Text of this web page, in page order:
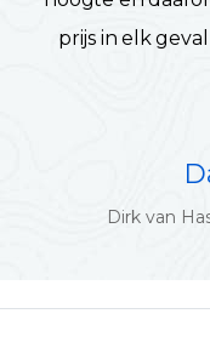
prijs in elk
Dirk van